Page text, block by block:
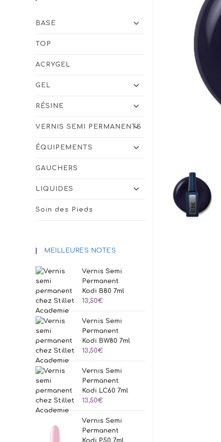
BASE
TOP
ACRYGEL
GEL
RÉSINE
VERNIS SEMI PERMANENTS
ÉQUIPEMENTS
GAUCHERS
LIQUIDES
Soin des Pieds
MEILLEURES NOTES
Vernis Semi
Permanent
Kodi B80 7ml
13,50€
Vernis Semi
Permanent
Kodi BW80 7ml
13,50€
Vernis Semi
Permanent
Kodi LC60 7ml
13,50€
Vernis Semi
Permanent
Kodi P50 7ml